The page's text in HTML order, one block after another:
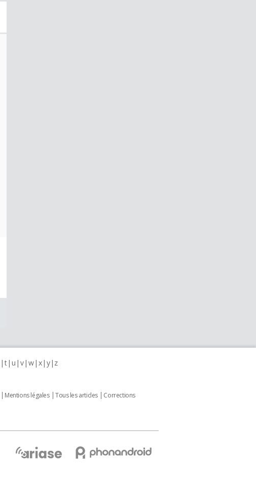
t u v w x y z
Mentions légales Tous les articles
Corrections